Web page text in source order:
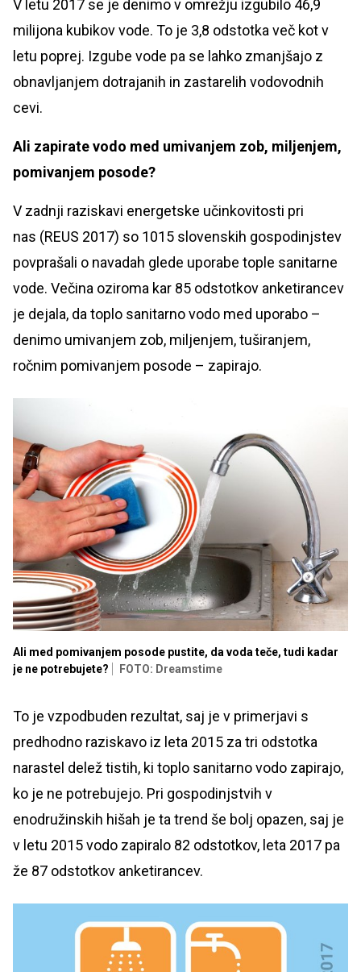
V letu 2017 se je denimo v omrežju izgubilo 46,9
milijona kubikov vode. To je 3,8 odstotka več kot v
letu poprej. Izgube vode pa se lahko zmanjšajo z
obnavljanjem dotrajanih in zastarelih vodovodnih
cevi.
Ali zapirate vodo med umivanjem zob, miljenjem,
pomivanjem posode?
V zadnji raziskavi energetske učinkovitosti pri
nas (REUS 2017) so 1015 slovenskih gospodinjstev
povprašali o navadah glede uporabe tople sanitarne
vode. Večina oziroma kar 85 odstotkov anketirancev
je dejala, da toplo sanitarno vodo med uporabo –
denimo umivanjem zob, miljenjem, tuširanjem,
ročnim pomivanjem posode – zapirajo.
Ali med pomivanjem posode pustite, da voda teče, tudi kadar
je ne potrebujete?
FOTO: Dreamstime
To je vzpodbuden rezultat, saj je v primerjavi s
predhodno raziskavo iz leta 2015 za tri odstotka
narastel delež tistih, ki toplo sanitarno vodo zapirajo,
ko je ne potrebujejo. Pri gospodinjstvih v
enodružinskih hišah je ta trend še bolj opazen, saj je
v letu 2015 vodo zapiralo 82 odstotkov, leta 2017 pa
že 87 odstotkov anketirancev.